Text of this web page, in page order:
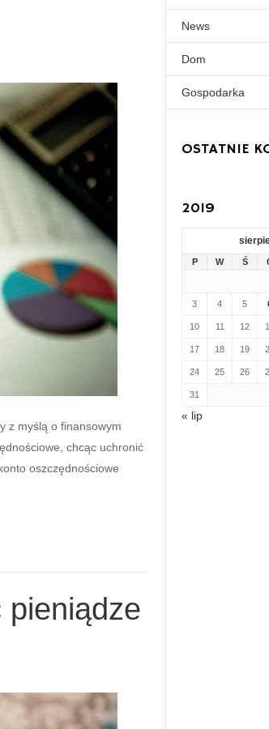
z myślą o finansowym
chcąc uchronić
oszczędnościowe
pieniądze
News
Dom
Gospodarka
OSTATNIE
2019
P W Ś
3 4 5
10 11 12
17 18 19
24 25 26
31
« lip